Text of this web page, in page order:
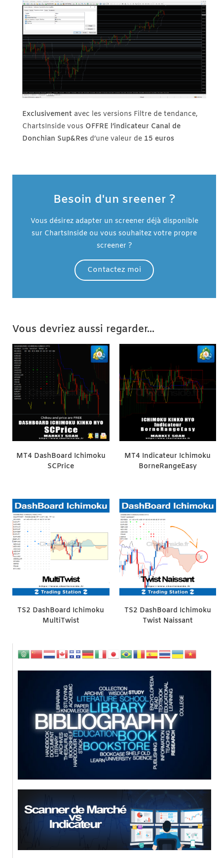
Exclusivement avec les versions Filtre de tendance,
ChartsInside vous OFFRE l’indicateur Canal de
Donchian Sup&Res d’une valeur de 15 euros
Besoin d'un sreener ?
Vous désirez adapter un screener déjà disponible
sur ChartsInside ou vous souhaitez votre propre
screener ?
Contactez moi
Vous devriez aussi regarder...
MT4 DashBoard Ichimoku
SCPrice
MT4 Indicateur Ichimoku
BorneRangeEasy
TS2 DashBoard Ichimoku
MultiTwist
TS2 DashBoard Ichimoku
Twist Naissant